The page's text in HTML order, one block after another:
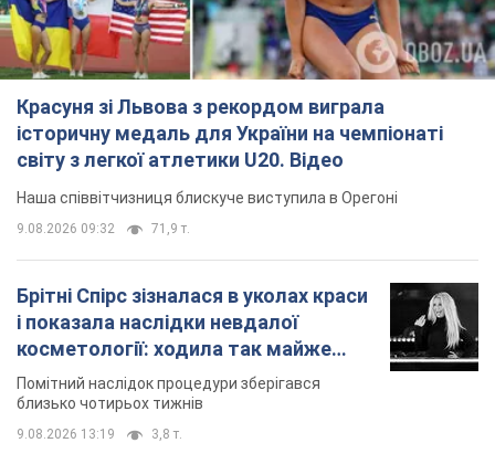
Красуня зі Львова з рекордом виграла
історичну медаль для України на чемпіонаті
світу з легкої атлетики U20. Відео
Наша співвітчизниця блискуче виступила в Орегоні
9.08.2026 09:32 71,9 т.
Брітні Спірс зізналася в уколах краси
і показала наслідки невдалої
косметології: ходила так майже
місяць
Помітний наслідок процедури зберігався
близько чотирьох тижнів
9.08.2026 13:19 3,8 т.